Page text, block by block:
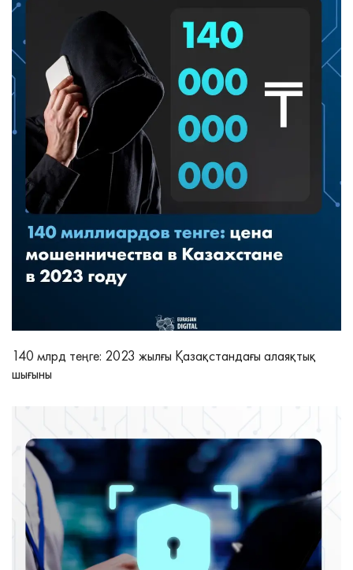
140 млрд теңге: 2023 жылғы Қазақстандағы алаяқтық
шығыны